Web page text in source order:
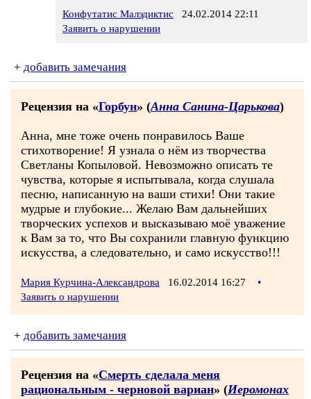
Конфутатис Малэдиктис 24.02.2014 22:11
Заявить о нарушении
+ добавить замечания
Рецензия на «Горбун» (Анна Санина-Царькова)
Анна, мне тоже очень понравилось Ваше
стихотворение! Я узнала о нём из творчества
Светланы Копыловой. Невозможно описать те
чувства, которые я испытывала, когда слушала
песню, написанную на ваши стихи! Они такие
мудрые и глубокие... Желаю Вам дальнейших
творческих успехов и высказываю моё уважение
к Вам за то, что Вы сохранили главную функцию
искусства, а следовательно, и само искусство!!!
Мария Курчина-Александрова 16.02.2014 16:27
•
Заявить о нарушении
+ добавить замечания
Рецензия на «Смерть сделала меня
рациональным - черновой вариан» (Иеромонах